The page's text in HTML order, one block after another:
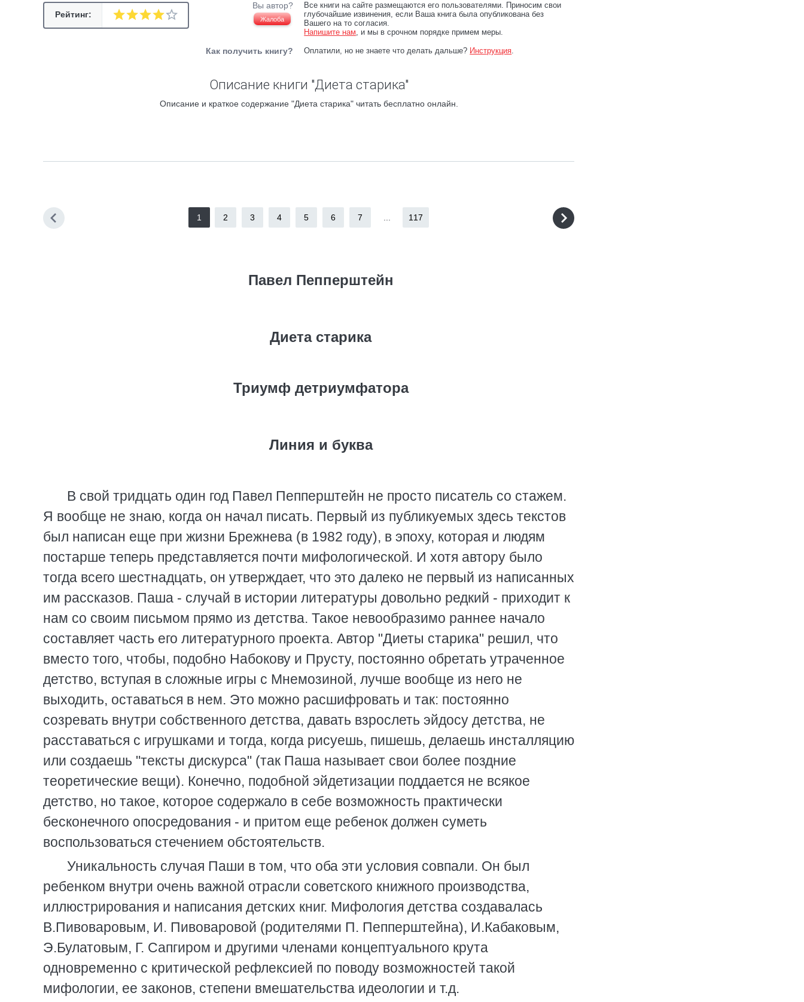
Рейтинг:
Вы автор?
Жалоба
Все книги на сайте размещаются его пользователями. Приносим свои
глубочайшие извинения, если Ваша книга была опубликована без
Вашего на то согласия.
Напишите нам, и мы в срочном порядке примем меры.
Как получить книгу? Оплатили, но не знаете что делать дальше? Инструкция.
Описание книги "Диета старика"
Описание и краткое содержание "Диета старика" читать бесплатно онлайн.
1 2 3 4 5 6 7 117
Павел Пепперштейн
Диета старика
Триумф детриумфатора
Линия и буква
В свой тридцать один год Павел Пепперштейн не просто писатель со стажем.
Я вообще не знаю, когда он начал писать. Первый из публикуемых здесь текстов
был написан еще при жизни Брежнева (в 1982 году), в эпоху, которая и людям
постарше теперь представляется почти мифологической. И хотя автору было
тогда всего шестнадцать, он утверждает, что это далеко не первый из написанных
им рассказов. Паша - случай в истории литературы довольно редкий - приходит к
нам со своим письмом прямо из детства. Такое невообразимо раннее начало
составляет часть его литературного проекта. Автор "Диеты старика" решил, что
вместо того, чтобы, подобно Набокову и Прусту, постоянно обретать утраченное
детство, вступая в сложные игры с Мнемозиной, лучше вообще из него не
выходить, оставаться в нем. Это можно расшифровать и так: постоянно
созревать внутри собственного детства, давать взрослеть эйдосу детства, не
расставаться с игрушками и тогда, когда рисуешь, пишешь, делаешь инсталляцию
или создаешь "тексты дискурса" (так Паша называет свои более поздние
теоретические вещи). Конечно, подобной эйдетизации поддается не всякое
детство, но такое, которое содержало в себе возможность практически
бесконечного опосредования - и притом еще ребенок должен суметь
воспользоваться стечением обстоятельств.
Уникальность случая Паши в том, что оба эти условия совпали. Он был
ребенком внутри очень важной отрасли советского книжного производства,
иллюстрирования и написания детских книг. Мифология детства создавалась
В.Пивоваровым, И. Пивоваровой (родителями П. Пепперштейна), И.Кабаковым,
Э.Булатовым, Г. Сапгиром и другими членами концептуального крута
одновременно с критической рефлексией по поводу возможностей такой
мифологии, ее законов, степени вмешательства идеологии и т.д.